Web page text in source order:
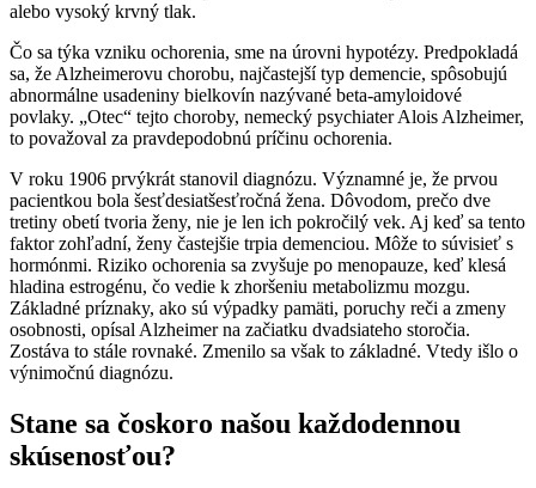
alebo vysoký krvný tlak.
Čo sa týka vzniku ochorenia, sme na úrovni hypotézy. Predpokladá
sa, že Alzheimerovu chorobu, najčastejší typ demencie, spôsobujú
abnormálne usadeniny bielkovín nazývané beta-amyloidové
povlaky. „Otec“ tejto choroby, nemecký psychiater Alois Alzheimer,
to považoval za pravdepodobnú príčinu ochorenia.
V roku 1906 prvýkrát stanovil diagnózu. Významné je, že prvou
pacientkou bola šesťdesiatšesťročná žena. Dôvodom, prečo dve
tretiny obetí tvoria ženy, nie je len ich pokročilý vek. Aj keď sa tento
faktor zohľadní, ženy častejšie trpia demenciou. Môže to súvisieť s
hormónmi. Riziko ochorenia sa zvyšuje po menopauze, keď klesá
hladina estrogénu, čo vedie k zhoršeniu metabolizmu mozgu.
Základné príznaky, ako sú výpadky pamäti, poruchy reči a zmeny
osobnosti, opísal Alzheimer na začiatku dvadsiateho storočia.
Zostáva to stále rovnaké. Zmenilo sa však to základné. Vtedy išlo o
výnimočnú diagnózu.
Stane sa čoskoro našou každodennou
skúsenosťou?